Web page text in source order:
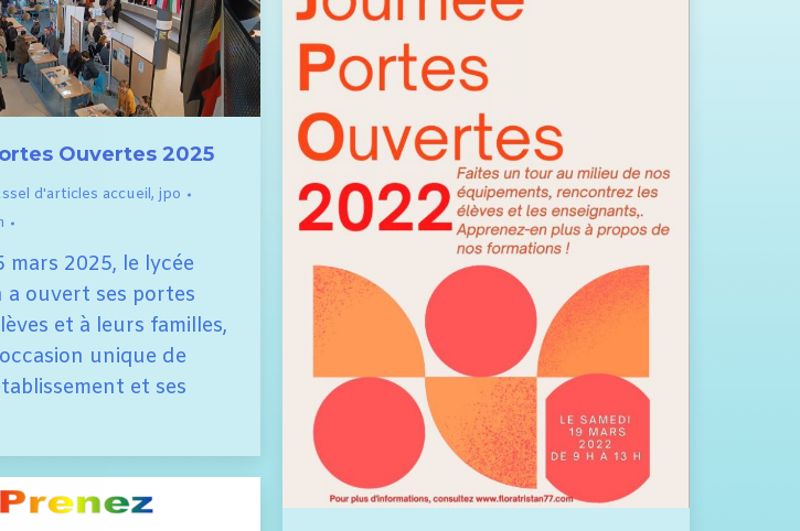
Ouvertes 2025
d'articles accueil, jpo
mars 2025, le lycée
a ouvert ses portes
et à leurs familles,
unique de
et ses